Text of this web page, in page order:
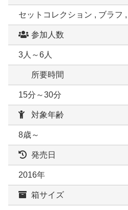
セットコレクション , ブラフ
参加人数
3人～6人
所要時間
15分～30分
対象年齢
8歳～
発売日
2016年
箱サイズ